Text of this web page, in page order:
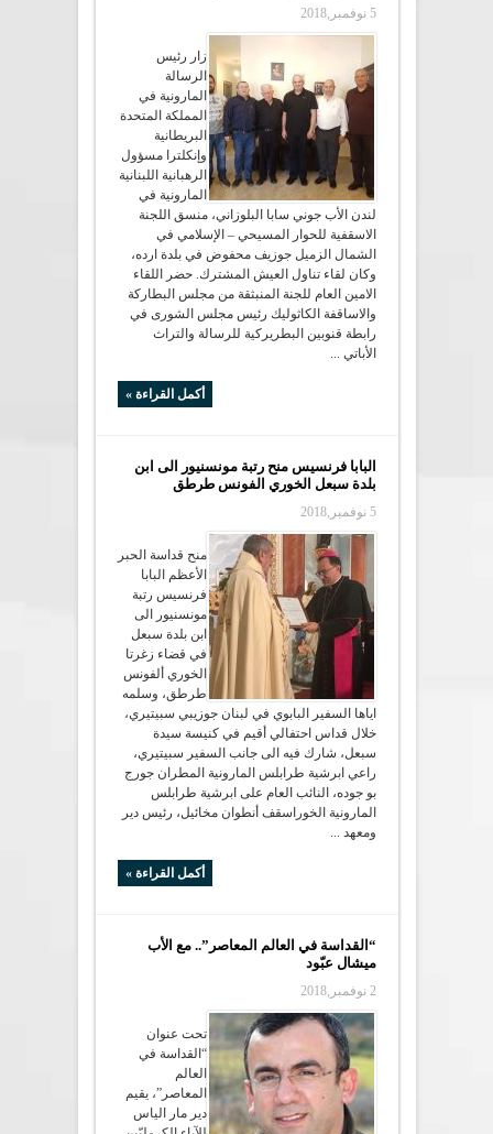
5 نوفمبر,2018
زار رئيس
الرسالة
المارونية في
المملكة المتحدة
البريطانية
وإنكلترا مسؤول
الرهبانية اللبنانية
المارونية في
لندن الأب جوني سابا البلوزاني، منسق اللجنة
الاسقفية للحوار المسيحي – الإسلامي في
الشمال الزميل جوزيف محفوض في بلدة ارده،
وكان لقاء تناول العيش المشترك. حضر اللقاء
الامين العام للجنة المنبثقة من مجلس البطاركة
والاساقفة الكاثوليك رئيس مجلس الشورى في
رابطة قنوبين البطريركية للرسالة والتراث
الأباتي ...
أكمل القراءة »
البابا فرنسيس منح رتبة مونسنيور الى ابن
بلدة سبعل الخوري الفونس طرطق
5 نوفمبر,2018
منح قداسة الحبر
الأعظم البابا
فرنسيس رتبة
مونسنيور الى
ابن بلدة سبعل
في قضاء زغرتا
الخوري ألفونس
طرطق، وسلمه
اياها السفير البابوي في لبنان جوزيبي سبيتيري،
خلال قداس احتفالي أقيم في كنيسة سيدة
سبعل، شارك فيه الى جانب السفير سبيتيري،
راعي ابرشية طرابلس المارونية المطران جورج
بو جوده، النائب العام على ابرشية طرابلس
المارونية الخوراسقف أنطوان مخائيل، رئيس دير
ومعهد ...
أكمل القراءة »
“القداسة في العالم المعاصر”.. مع الأب
ميشال عبّود
2 نوفمبر,2018
تحت عنوان
“القداسة في
العالم
المعاصر”، يقيم
دير مار الياس